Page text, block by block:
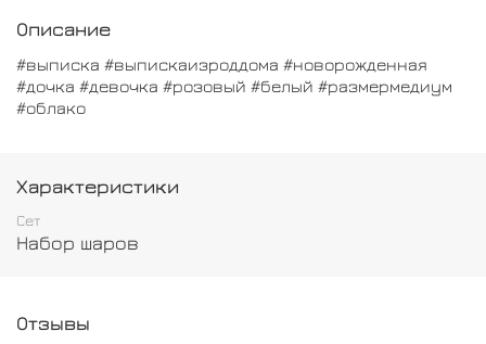
Описание
#выписка #выпискаизроддома #новорожденная
#дочка #девочка #розовый #белый #размермедиум
#облако
Характеристики
Сет
Набор шаров
Отзывы